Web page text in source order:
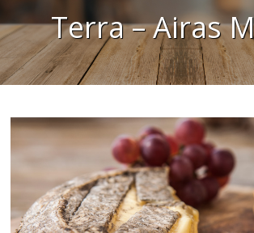
Terra – Airas